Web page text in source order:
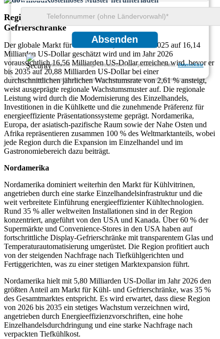
Absenden
Wir gewährleisten vollständige Vertraulichkeit Ihrer persönlichen Daten.Datenschutz
Regionaler Ausblick auf den Markt für Kühldisplay-
Gefrierschränke
Der globale Markt für Kühlvitrinen, der im Jahr 2025 auf 16,14
Milliarden US-Dollar geschätzt wird und im Jahr 2026
voraussichtlich 16,56 Milliarden US-Dollar erreichen wird, bevor er
bis 2035 auf 20,88 Milliarden US-Dollar bei einer
durchschnittlichen jährlichen Wachstumsrate von 2,61 % ansteigt,
weist ausgeprägte regionale Wachstumsmuster auf. Die regionale
Leistung wird durch die Modernisierung des Einzelhandels,
Investitionen in die Kühlkette und die zunehmende Präferenz für
energieeffiziente Präsentationssysteme geprägt. Nordamerika,
Europa, der asiatisch-pazifische Raum sowie der Nahe Osten und
Afrika repräsentieren zusammen 100 % des Weltmarktanteils, wobei
jede Region durch die Expansion im Einzelhandel und im
Gastronomiebereich dazu beiträgt.
Nordamerika
Nordamerika dominiert weiterhin den Markt für Kühlvitrinen,
angetrieben durch eine starke Einzelhandelsinfrastruktur und die
weit verbreitete Einführung energieeffizienter Kühltechnologien.
Rund 35 % aller weltweiten Installationen sind in der Region
konzentriert, angeführt von den USA und Kanada. Über 60 % der
Supermärkte und Convenience-Stores in den USA haben auf
fortschrittliche Display-Gefrierschränke mit transparentem Glas und
Temperaturautomatisierung umgerüstet. Die Region profitiert auch
von der steigenden Nachfrage nach Tiefkühlgerichten und
Fertiggerichten, was zu einer stetigen Marktexpansion führt.
Nordamerika hielt mit 5,80 Milliarden US-Dollar im Jahr 2026 den
größten Anteil am Markt für Kühl- und Gefrierschränke, was 35 %
des Gesamtmarktes entspricht. Es wird erwartet, dass diese Region
von 2026 bis 2035 ein stetiges Wachstum verzeichnen wird,
angetrieben durch Energieeffizienzvorschriften, eine hohe
Einzelhandelsdurchdringung und eine starke Nachfrage nach
verpackten Tiefkühlkost.